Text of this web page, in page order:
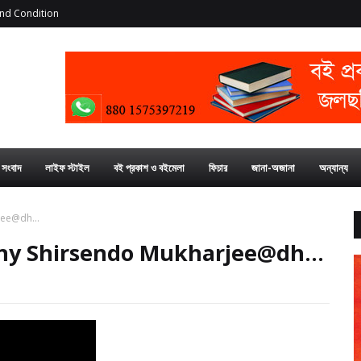
Condition
লাইফ স্টাইল বই প্রকাশ ও বইমেলা ফিচার জানা-অজানা অন্যান্য
ny Shirsendo Mukharjee@dh...